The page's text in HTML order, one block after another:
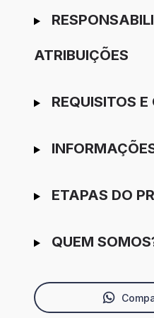
ATRIBUIÇÕES
REQUISITOS
ETAPAS DO
QUEM